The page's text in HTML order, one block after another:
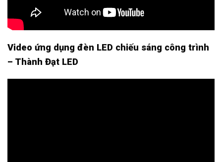
Video ứng dụng đèn LED chiếu sáng công trình
– Thành Đạt LED